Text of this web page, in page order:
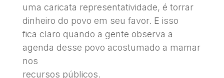
uma caricata representatividade, é torrar
dinheiro do povo em seu favor. E isso
fica claro quando a gente observa a
agenda desse povo acostumado a mamar
nos
recursos públicos.